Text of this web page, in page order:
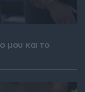
μου και το